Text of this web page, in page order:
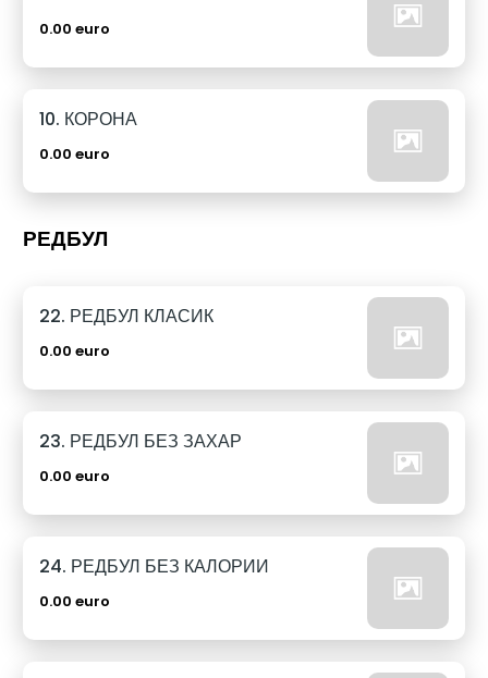
0.00 euro
10. КОРОНА
0.00 euro
РЕДБУЛ
22. РЕДБУЛ КЛАСИК
0.00 euro
23. РЕДБУЛ БЕЗ ЗАХАР
0.00 euro
24. РЕДБУЛ БЕЗ КАЛОРИИ
0.00 euro